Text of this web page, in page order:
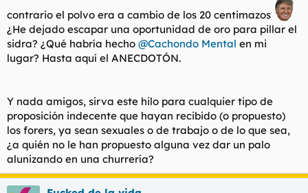
contrario el polvo era a cambio de los 20 centimazos
¿He dejado escapar una oportunidad de oro para pillar el
sidra? ¿Qué habría hecho @Cachondo Mental en mi
lugar? Hasta aquí el ANECDOTÓN.
Y nada amigos, sirva este hilo para cualquier tipo de
proposición indecente que hayan recibido (o propuesto)
los forers, ya sean sexuales o de trabajo o de lo que sea,
¿a quién no le han propuesto alguna vez dar un palo
alunizando en una churrería?